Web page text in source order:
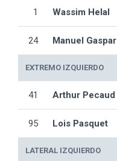
1 Wassim Helal
24 Manuel Gaspar
EXTREMO IZQUIERDO
41 Arthur Pecaud
95 Lois Pasquet
LATERAL IZQUIERDO